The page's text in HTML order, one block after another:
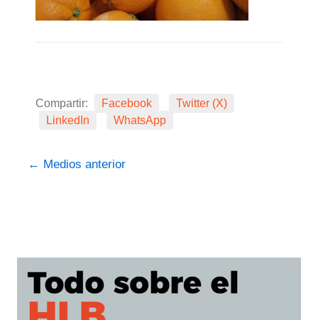
Compartir: Facebook
Twitter (X)
LinkedIn
WhatsApp
← Medios anterior